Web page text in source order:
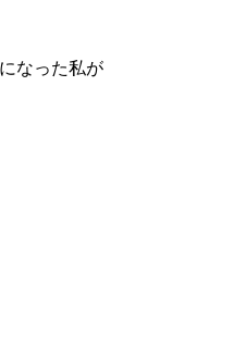
なった私が